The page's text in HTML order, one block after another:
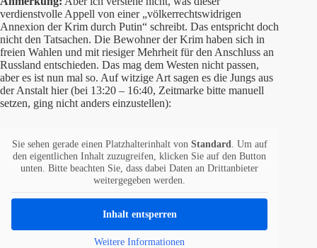
verdienstvolle Appell von einer „völkerrechtswidrigen
Annexion der Krim durch Putin“ schreibt. Das entspricht doch
nicht den Tatsachen. Die Bewohner der Krim haben sich in
freien Wahlen und mit riesiger Mehrheit für den Anschluss an
Russland entschieden. Das mag dem Westen nicht passen,
aber es ist nun mal so. Auf witzige Art sagen es die Jungs aus
der Anstalt hier (bei 13:20 – 16:40, Zeitmarke bitte manuell
setzen, ging nicht anders einzustellen):
Sie sehen gerade einen Platzhalterinhalt von Standard
. Um auf
den eigentlichen Inhalt zuzugreifen, klicken Sie auf den Button
unten. Bitte beachten Sie, dass dabei Daten an Drittanbieter
weitergegeben werden.
Inhalt entsperren
Weitere Informationen